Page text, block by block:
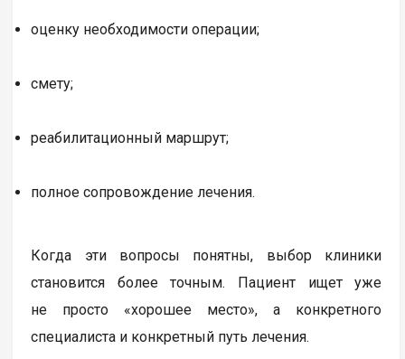
оценку необходимости операции;
смету;
реабилитационный маршрут;
полное сопровождение лечения.
Когда эти вопросы понятны, выбор клиники
становится более точным. Пациент ищет уже
не просто «хорошее место», а конкретного
специалиста и конкретный путь лечения.